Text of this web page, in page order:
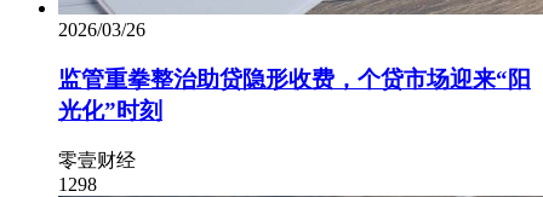
2026/03/26
监管重拳整治助贷隐形收费，个贷市场迎来“阳
光化”时刻
零壹财经
1298